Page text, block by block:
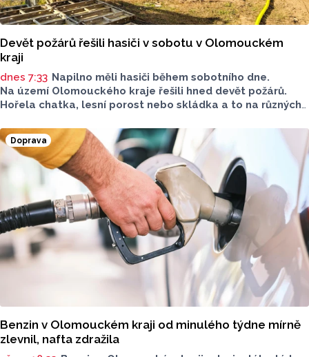
Devět požárů řešili hasiči v sobotu v Olomouckém
kraji
dnes 7:33 Napilno měli hasiči během sobotního dne.
Na území Olomouckého kraje řešili hned devět požárů.
Hořela chatka, lesní porost nebo skládka a to na různých
Doprava
Benzin v Olomouckém kraji od minulého týdne mírně
zlevnil, nafta zdražila